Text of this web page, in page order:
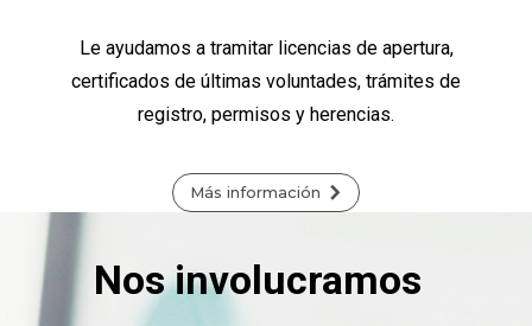
Le ayudamos a tramitar licencias de apertura,
certificados de últimas voluntades, trámites de
registro, permisos y herencias.
Más información
Nos involucramos